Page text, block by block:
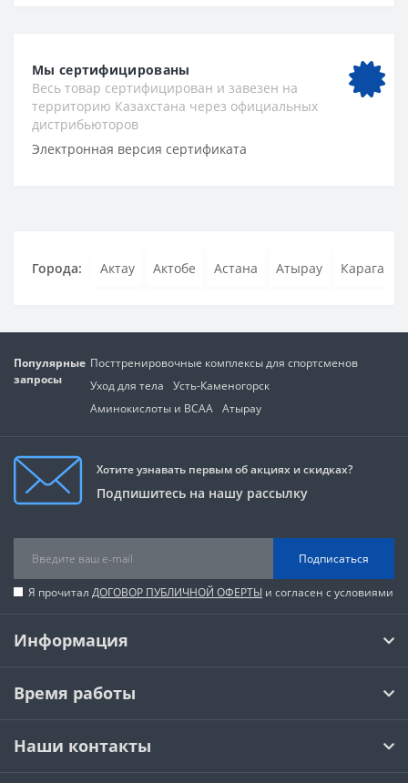
Мы сертифицированы
Весь товар сертифицирован и завезен на
территорию Казахстана через официальных
дистрибьюторов
Электронная версия сертификата
Города: Актау Актобе Астана Атырау Караганда
Популярные
запросы
Посттренировочные комплексы для спортсменов
Уход для тела
Усть-Каменогорск
Аминокислоты и BCAA Атырау
Хотите узнавать первым об акциях и скидках?
Подпишитесь на нашу рассылку
Подписаться
Я прочитал ДОГОВОР ПУБЛИЧНОЙ ОФЕРТЫ и согласен с условиями
Информация
Время работы
Наши контакты